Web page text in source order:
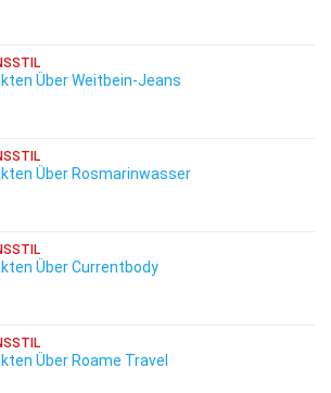
Über Weitbein-Jeans
Über Rosmarinwasser
Über Currentbody
Über Roame Travel